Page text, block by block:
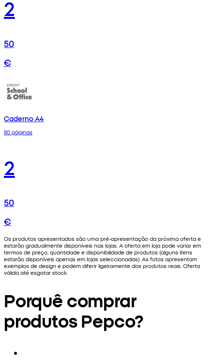
2
50
€
Caderno A4
80 páginas
2
50
€
Os produtos apresentados são uma pré-apresentação da próxima oferta e
estarão gradualmente disponíveis nas lojas. A oferta em loja pode variar em
termos de preço, quantidade e disponibilidade de produtos (alguns itens
estarão disponíveis apenas em lojas seleccionadas). As fotos apresentam
exemplos de design e podem diferir ligeiramente dos produtos reais. Oferta
válida até esgotar stock.
Porquê comprar
produtos Pepco?